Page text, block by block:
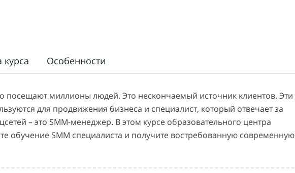
Особенности
посещают миллионы людей. Это нескончаемый источник клиентов. Эти
для продвижения бизнеса и специалист, который отвечает за
– это SMM-менеджер. В этом курсе образовательного центра
обучение SMM специалиста и получите востребованную современную